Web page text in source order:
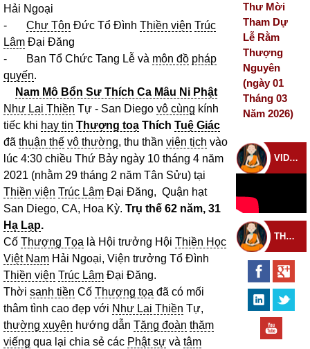
Hải Ngoại
- Chư Tôn Đức Tổ Đình Thiền viện Trúc
Lâm Đại Đăng
- Ban Tổ Chức Tang Lễ và môn đồ pháp
quyến.
Nam Mô Bổn Sư Thích Ca Mâu Ni Phật
Như Lai Thiền Tự - San Diego vô cùng kính
tiếc khi hay tin Thượng toạ Thích Tuệ Giác
đã thuận thế vô thường, thu thần viên tịch vào
lúc 4:30 chiều Thứ Bảy ngày 10 tháng 4 năm
2021 (nhằm 29 tháng 2 năm Tân Sửu) tại
Thiền viện Trúc Lâm Đại Đăng, Quận hạt
San Diego, CA, Hoa Kỳ. Trụ thế 62 năm, 31
Hạ Lạp.
Cố Thượng Tọa là Hội trưởng Hội Thiền Học
Việt Nam Hải Ngoại, Viện trưởng Tổ Đình
Thiền viện Trúc Lâm Đại Đăng.
Thời sanh tiền Cố Thượng tọa đã có mối
thâm tình cao đẹp với Như Lai Thiền Tự,
thường xuyên hướng dẫn Tăng đoàn thăm
viếng qua lại chia sẻ các Phật sự và tâm
Thư Mời
Tham Dự
Lễ Rằm
Thượng
Nguyên
(ngày 01
Tháng 03
Năm 2026)
VIDEO CHÙA
THEO DÕI THIỀN TỰ